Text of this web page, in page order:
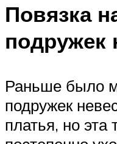
Повязка
подружек
Раньше было
подружек
платья, но эта